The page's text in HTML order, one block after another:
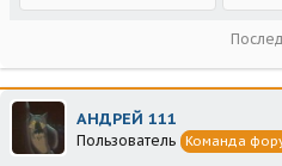
АНДРЕЙ 111
Пользователь Команда